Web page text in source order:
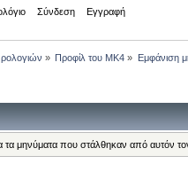
Σύνδεση Εγγραφή
» Προφίλ του MK4 » Εμφάνιση
τα μηνύματα που στάλθηκαν από αυτόν